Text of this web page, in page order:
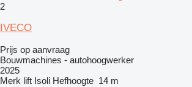
2
IVECO
Prijs op aanvraag
Bouwmachines - autohoogwerker
2025
Merk lift Isoli Hefhoogte 14 m